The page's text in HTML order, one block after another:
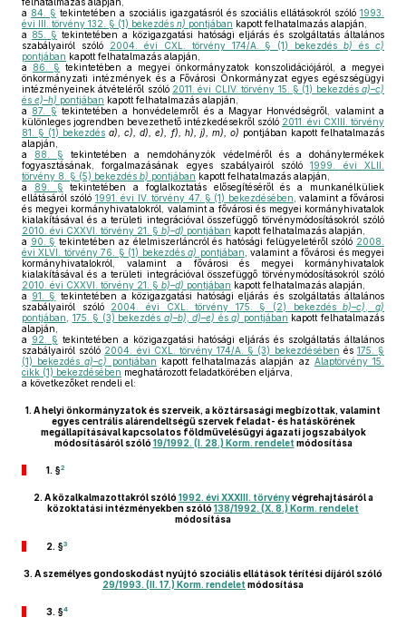
a 84. § tekintetében a szociális igazgatásról és szociális ellátásokról szóló 1993.
évi III. törvény 132. § (1) bekezdés n) pontjában kapott felhatalmazás alapján,
a 85. § tekintetében a közigazgatási hatósági eljárás és szolgáltatás általános
szabályairól szóló 2004. évi CXL. törvény 174/A. § (1) bekezdésb) ésc)
pontjában kapott felhatalmazás alapján,
a 86. § tekintetében a megyei önkormányzatok konszolidációjáról, a megyei
önkormányzati intézmények és a Fővárosi Önkormányzat egyes egészségügyi
intézményeinek átvételéről szóló 2011. évi CLIV. törvény 15. § (1) bekezdésa)–c)
és e)–h) pontjában kapott felhatalmazás alapján,
a 87. § tekintetében a honvédelemről és a Magyar Honvédségről, valamint a
különleges jogrendben bevezethető intézkedésekről szóló 2011. évi CXIII. törvény
81. § (1) bekezdés a), c), d), e), f), h), j), m), o) pontjában kapott felhatalmazás
alapján,
a 88. § tekintetében a nemdohányzók védelméről és a dohánytermékek
fogyasztásának, forgalmazásának egyes szabályairól szóló1999. évi XLII.
törvény 8. § (5) bekezdés b) pontjában kapott felhatalmazás alapján,
a
89. § tekintetében a foglalkoztatás elősegítéséről és a munkanélküliek
ellátásáról szóló 1991. évi IV. törvény 47. § (1) bekezdésében , valamint a fővárosi
és megyei kormányhivatalokról, valamint a fővárosi és megyei kormányhivatalok
kialakításával és a területi integrációval összefüggő törvénymódosításokról szóló
2010. évi CXXVI. törvény 21. § b)–d) pontjában kapott felhatalmazás alapján,
a 90. § tekintetében az élelmiszerláncról és hatósági felügyeletéről szóló 2008.
évi XLVI. törvény 76. § (1) bekezdésa) pontjában , valamint a fővárosi és megyei
kormányhivatalokról, valamint a fővárosi és megyei kormányhivatalok
kialakításával és a területi integrációval összefüggő törvénymódosításokról szóló
2010. évi CXXVI. törvény 21. § b)–d) pontjában kapott felhatalmazás alapján,
a 91. § tekintetében a közigazgatási hatósági eljárás és szolgáltatás általános
szabályairól szóló 2004. évi CXL. törvény 175. § (2) bekezdésb)–c) ,g)
pontjában
175. § (3) bekezdés a)–b), d)–e) ésg) pontjában kapott felhatalmazás
alapján,
a 92. § tekintetében a közigazgatási hatósági eljárás és szolgáltatás általános
szabályairól szóló 2004. évi CXL. törvény 174/A. § (3) bekezdésében és 175. §
(1) bekezdésa)–c) pontjában kapott felhatalmazás alapján az Alaptörvény 15.
cikk (1) bekezdésében meghatározott feladatkörében eljárva,
a következőket rendeli el:
1. A helyi önkormányzatok és szerveik, a köztársasági megbízottak, valamint
egyes centrális alárendeltségű szervek feladat- és hatáskörének
megállapításával kapcsolatos földművelésügyi ágazati jogszabályok
módosításáról szóló 19/1992. (I. 28.) Korm. rendelet módosítása
1. §2
2. A közalkalmazottakról szóló 1992. évi XXXIII. törvényvégrehajtásáról a
közoktatási intézményekben szóló 138/1992. (X. 8.) Korm. rendelet
módosítása
2. §3
3. A személyes gondoskodást nyújtó szociális ellátások térítési díjáról szóló
29/1993. (II. 17.) Korm. rendelet módosítása
3. §4